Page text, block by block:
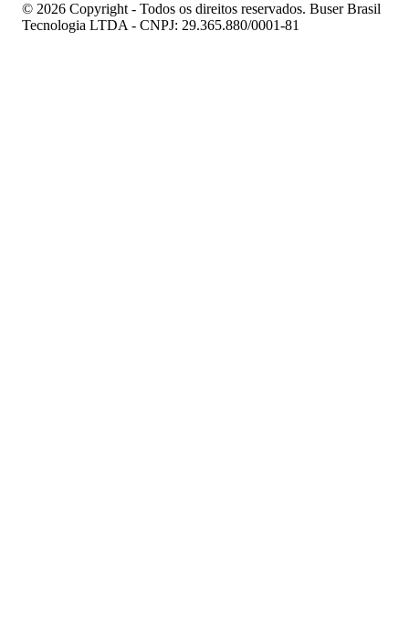
© 2026 Copyright - Todos os direitos reservados. Buser Brasil
Tecnologia LTDA - CNPJ: 29.365.880/0001-81